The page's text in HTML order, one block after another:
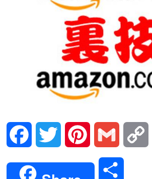
Facebook Twitter Pinterest Gmail